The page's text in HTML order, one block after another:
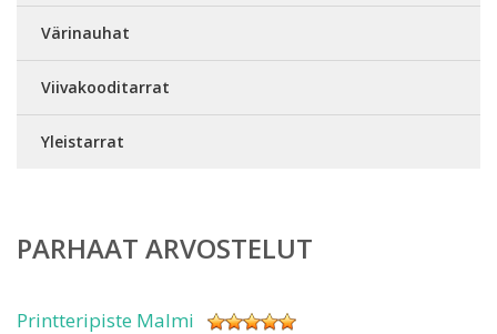
Värinauhat
Viivakooditarrat
Yleistarrat
PARHAAT ARVOSTELUT
Printteripiste Malmi